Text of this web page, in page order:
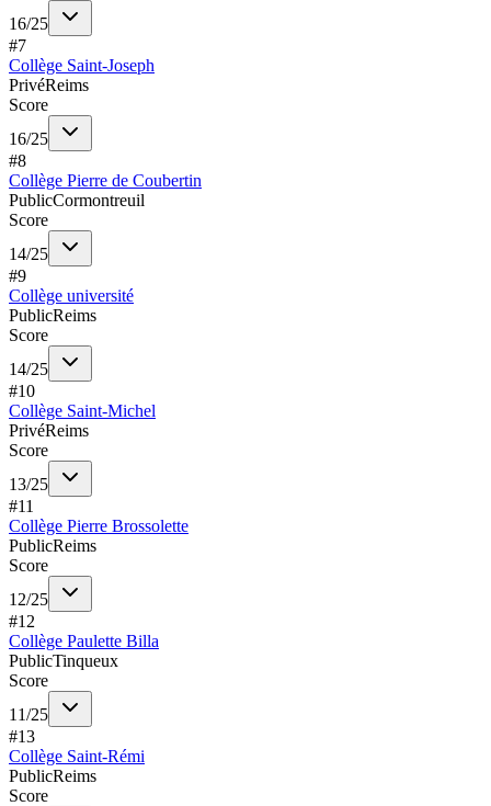
16/25
#7
Collège Saint-Joseph
PrivéReims
Score
16/25
#8
Collège Pierre de Coubertin
PublicCormontreuil
Score
14/25
#9
Collège université
PublicReims
Score
14/25
#10
Collège Saint-Michel
PrivéReims
Score
13/25
#11
Collège Pierre Brossolette
PublicReims
Score
12/25
#12
Collège Paulette Billa
PublicTinqueux
Score
11/25
#13
Collège Saint-Rémi
PublicReims
Score